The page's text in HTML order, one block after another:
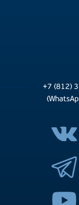
+7 (812)